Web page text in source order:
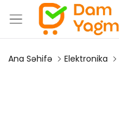
Ana Səhifə Elektronika